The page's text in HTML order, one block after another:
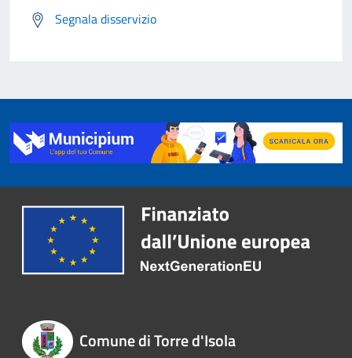
Segnala disservizio
Comune di Torre d'Isola